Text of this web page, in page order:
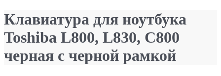
Клавиатура для ноутбука
Toshiba L800, L830, C800
черная с черной рамкой